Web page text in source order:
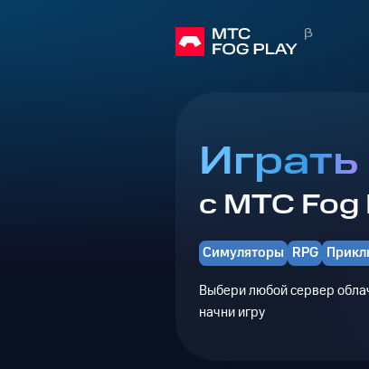
с МТС Fog
Симуляторы RPG
Выбери любой сервер
начни игру